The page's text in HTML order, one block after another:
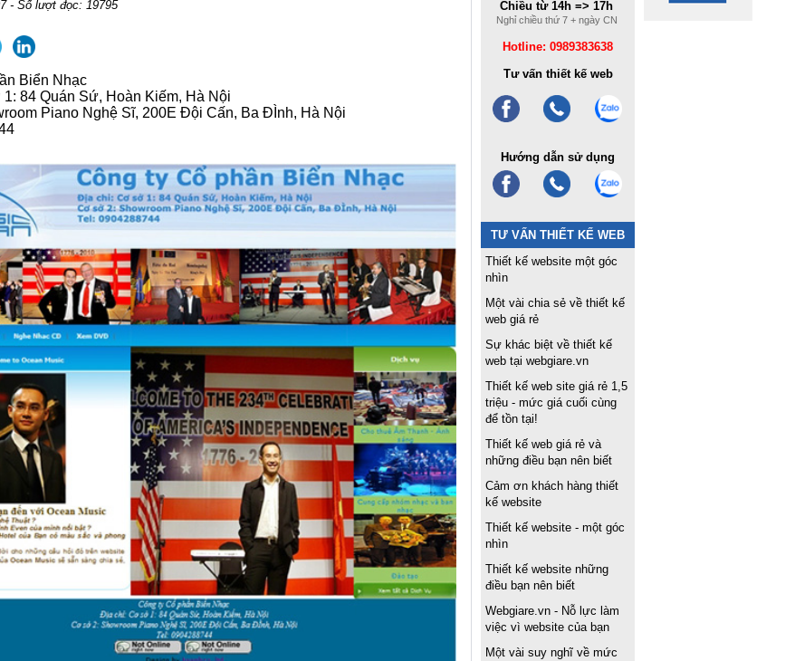
- Số lượt đọc: 19795
Biển Nhạc
84 Quán Sứ, Hoàn Kiếm, Hà Nội
Piano Nghệ Sĩ, 200E Đội Cấn, Ba ĐÌnh, Hà Nội
Chiều từ 14h => 17h
Nghỉ chiều thứ 7 + ngày CN
Hotline: 0989383638
Tư vấn thiết kế web
Hướng dẫn sử dụng
TƯ VẤN THIẾT KẾ WEB
Thiết kế website một góc
nhìn
Một vài chia sẻ về thiết kế
web giá rẻ
Sự khác biệt về thiết kế
web tại webgiare.vn
Thiết kế web site giá rẻ 1,5
triệu - mức giá cuối cùng
để tồn tại!
Thiết kế web giá rẻ và
những điều bạn nên biết
Cảm ơn khách hàng thiết
kế website
Thiết kế website - một góc
nhìn
Thiết kế website những
điều bạn nên biết
Webgiare.vn - Nỗ lực làm
việc vì website của bạn
Một vài suy nghĩ về mức